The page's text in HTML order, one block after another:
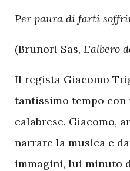
Per paura di farti
(Brunori Sas, L'albero
Il regista Giacomo
tantissimo tempo
calabrese. Giacomo,
narrare la musica e
immagini, lui minuto